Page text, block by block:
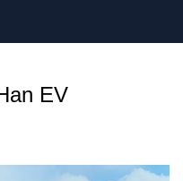
EV